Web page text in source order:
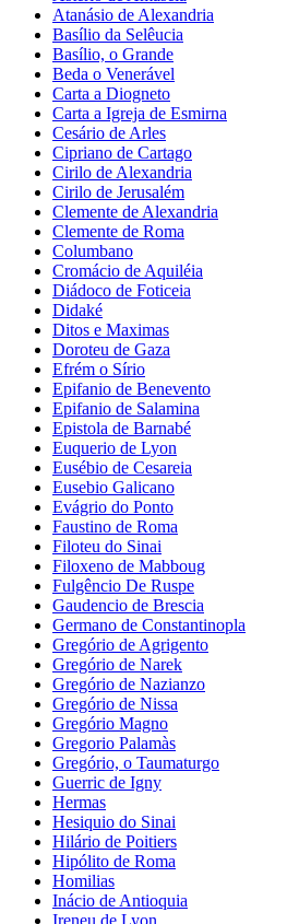
Atanásio de Alexandria
Basílio da Selêucia
Basílio, o Grande
Beda o Venerável
Carta a Diogneto
Carta a Igreja de Esmirna
Cesário de Arles
Cipriano de Cartago
Cirilo de Alexandria
Cirilo de Jerusalém
Clemente de Alexandria
Clemente de Roma
Columbano
Cromácio de Aquiléia
Diádoco de Foticeia
Didaké
Ditos e Maximas
Doroteu de Gaza
Efrém o Sírio
Epifanio de Benevento
Epifanio de Salamina
Epistola de Barnabé
Euquerio de Lyon
Eusébio de Cesareia
Eusebio Galicano
Evágrio do Ponto
Faustino de Roma
Filoteu do Sinai
Filoxeno de Mabboug
Fulgêncio De Ruspe
Gaudencio de Brescia
Germano de Constantinopla
Gregório de Agrigento
Gregório de Narek
Gregório de Nazianzo
Gregório de Nissa
Gregório Magno
Gregorio Palamàs
Gregório, o Taumaturgo
Guerric de Igny
Hermas
Hesiquio do Sinai
Hilário de Poitiers
Hipólito de Roma
Homilias
Inácio de Antioquia
Ireneu de Lyon